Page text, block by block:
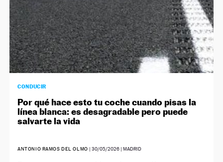
CONDUCIR
Por qué hace esto tu coche cuando pisas la
línea blanca: es desagradable pero puede
salvarte la vida
ANTONIO RAMOS DEL OLMO | 30/05/2026| MADRID